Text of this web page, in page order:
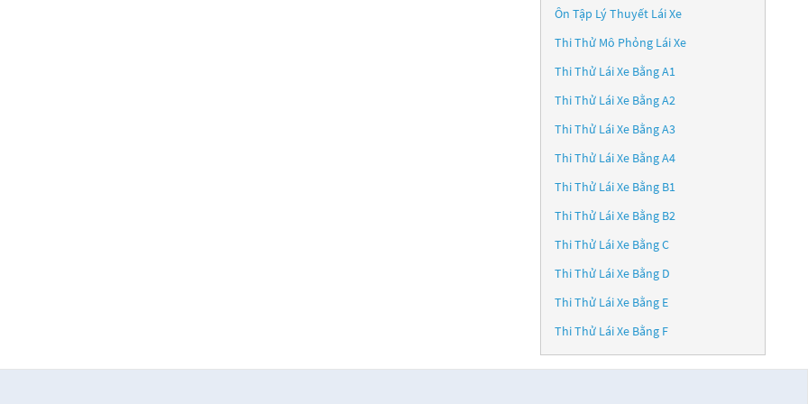
Ôn Tập Lý Thuyết Lái Xe
Thi Thử Mô Phỏng Lái Xe
Thi Thử Lái Xe Bằng A1
Thi Thử Lái Xe Bằng A2
Thi Thử Lái Xe Bằng A3
Thi Thử Lái Xe Bằng A4
Thi Thử Lái Xe Bằng B1
Thi Thử Lái Xe Bằng B2
Thi Thử Lái Xe Bằng C
Thi Thử Lái Xe Bằng D
Thi Thử Lái Xe Bằng E
Thi Thử Lái Xe Bằng F